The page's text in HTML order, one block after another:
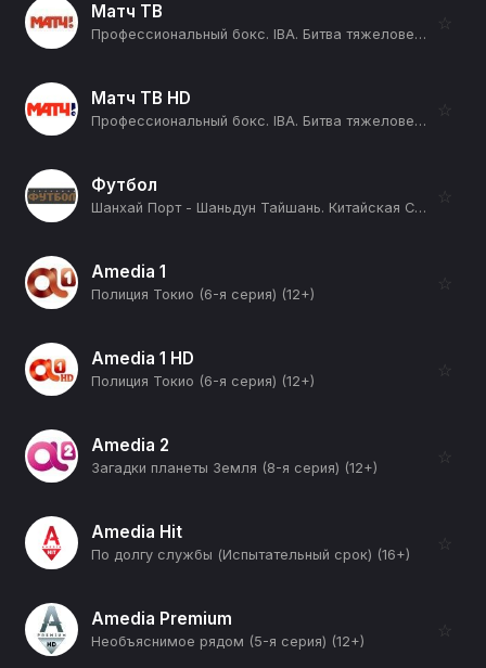
Матч ТВ
Профессиональный бокс. IBA. Битва тяжеловесов. Трансляция из Калининграда (12+)
☆
Матч ТВ HD
Профессиональный бокс. IBA. Битва тяжеловесов. Трансляция из Калининграда (12+)
☆
Футбол
Шанхай Порт - Шаньдун Тайшань. Китайская Суперлига. Сезон 2026 (12+)
☆
Amedia 1
Полиция Токио (6-я серия) (12+)
☆
Amedia 1 HD
Полиция Токио (6-я серия) (12+)
☆
Amedia 2
Загадки планеты Земля (8-я серия) (12+)
☆
Amedia Hit
По долгу службы (Испытательный срок) (16+)
☆
Amedia Premium
Необъяснимое рядом (5-я серия) (12+)
☆